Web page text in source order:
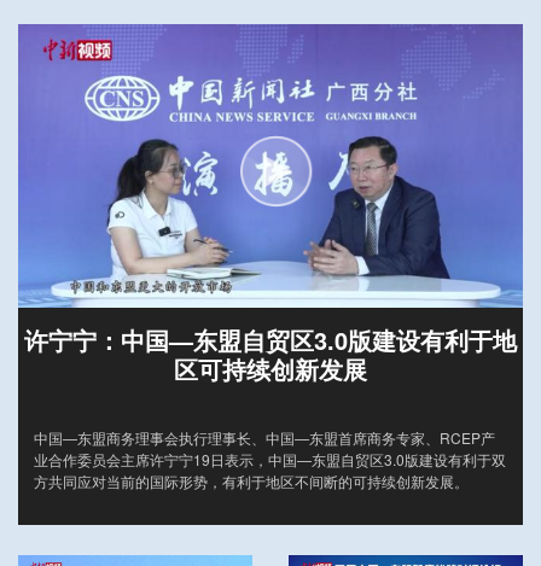
许宁宁：中国—东盟自贸区3.0版建设有利于地
区可持续创新发展
中国—东盟商务理事会执行理事长、中国—东盟首席商务专家、RCEP产
业合作委员会主席许宁宁19日表示，中国—东盟自贸区3.0版建设有利于双
方共同应对当前的国际形势，有利于地区不间断的可持续创新发展。